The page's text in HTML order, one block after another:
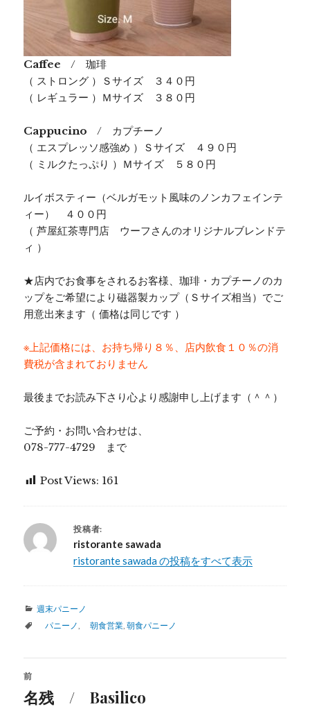
Caffee / 珈琲
（ ストロング ）Ｓサイズ ３４０円
（ レギュラー ）Ｍサイズ ３８０円
Cappucino / カプチーノ
（ エスプレッソ感強め ）Ｓサイズ ４９０円
（ ミルクたっぷり ）Ｍサイズ ５８０円
ルイボスティー（ベルガモット風味のノンカフェインテ
ィー） ４００円
（ 芦屋紅茶専門店 ウーフさんのオリジナルブレンドテ
ィ ）
★店内でお食事をされるお客様、珈琲・カプチーノのカ
ップをご希望により磁器製カップ（Ｓサイズ相当）でご
用意出来ます（ 価格は同じです ）
※上記価格には、お持ち帰り８％、店内飲食１０％の消
費税が含まれておりません
最後までお読み下さり心より感謝申し上げます（＾＾）
ご予約・お問い合わせは、
078-777-4729 まで
Post Views: 161
投稿者:
ristorante sawada
ristorante sawada の投稿をすべて表示
カ
ー
週末パニーノ
パニーノ 朝食営業 ,朝食パニーノ
投
稿
前
過
名残 / Basilico